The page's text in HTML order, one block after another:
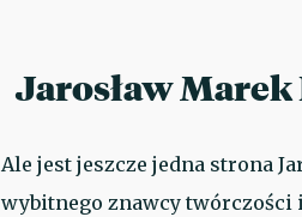
Jarosław
Ale jest jeszcze jedna strona
wybitnego znawcy twórczości